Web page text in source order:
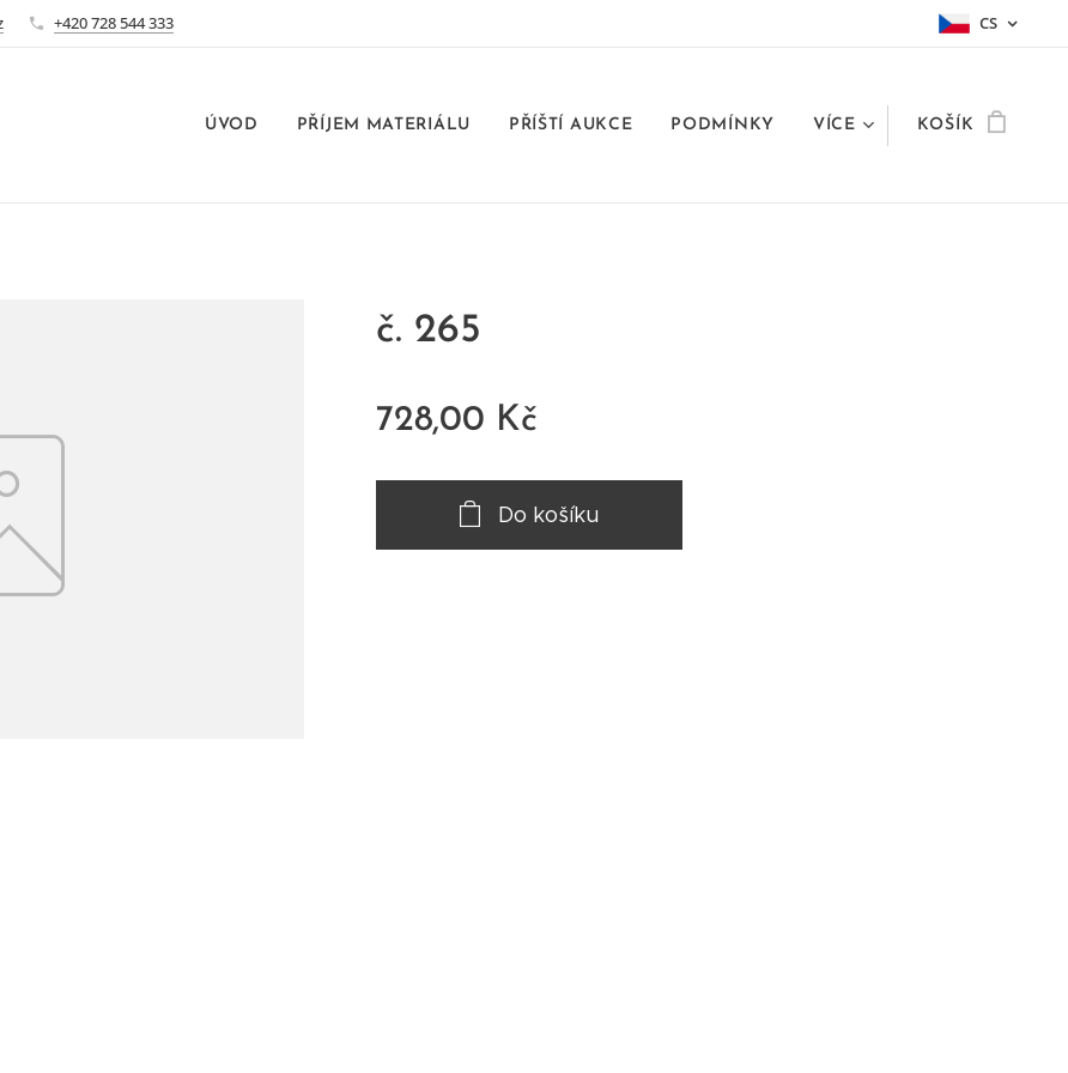
+420 728 544 333 CS
ÚVOD PŘÍJEM MATERIÁLU PŘÍŠTÍ AUKCE PODMÍNKY VÍCE KOŠÍK
č. 265
728,00 Kč
Do košíku